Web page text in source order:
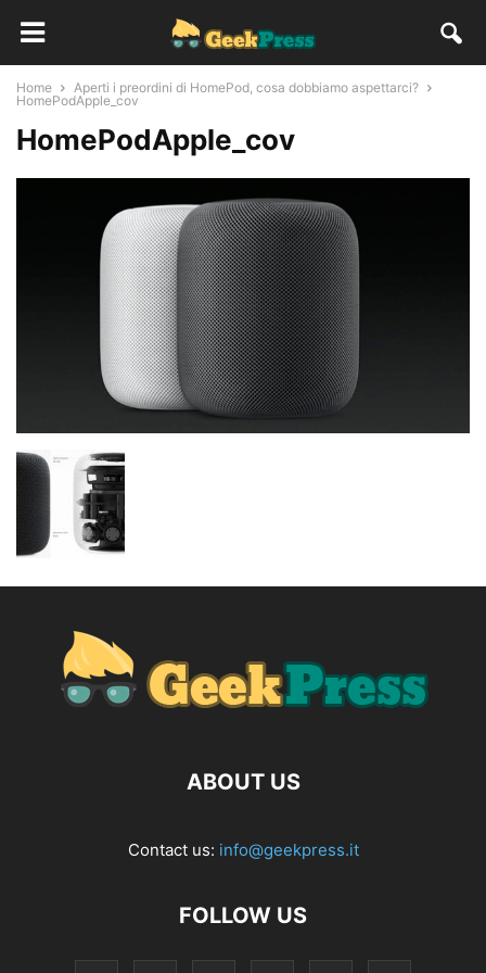
Home
Aperti i preordini di HomePod, cosa dobbiamo aspettarci?
HomePodApple_cov
HomePodApple_cov
ABOUT US
Contact us: info@geekpress.it
FOLLOW US